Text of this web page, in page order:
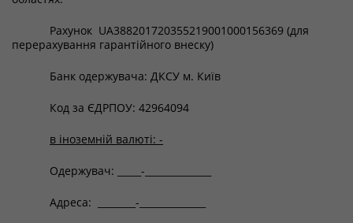
Рахунок UA388201720355219001000156369 (для
перерахування гарантійного внеску)
Банк одержувача: ДКСУ м. Київ
Код за ЄДРПОУ: 42964094
в іноземній валюті: -
Одержувач: _____-______________
Адреса: ________-______________